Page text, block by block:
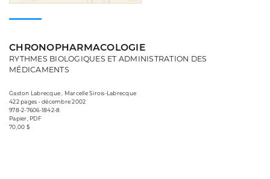
CHRONOPHARMACOLOGIE
RYTHMES BIOLOGIQUES ET ADMINISTRATION DES
MÉDICAMENTS
Gaston Labrecque , Marcelle Sirois-Labrecque
422 pages • décembre 2002
978-2-7606-1842-8
Papier, PDF
70,00 $